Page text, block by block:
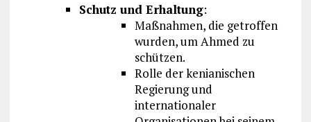
Schutz und Erhaltung:
Maßnahmen, die getroffen
wurden, um Ahmed zu
schützen.
Rolle der kenianischen
Regierung und
internationaler